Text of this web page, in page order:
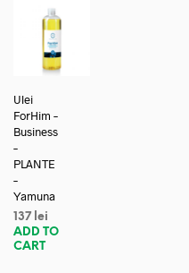
Ulei
ForHim –
Business
–
PLANTE
–
Yamuna
137 lei
ADD TO
CART